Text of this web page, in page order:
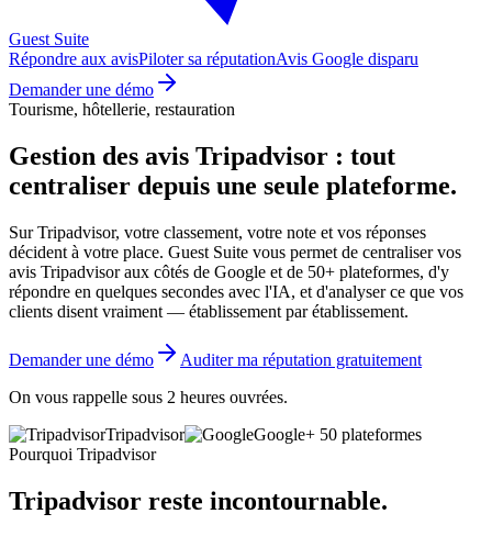
Guest Suite
Répondre aux avisPiloter sa réputationAvis Google disparu
Demander une démo
Tourisme, hôtellerie, restauration
Gestion des avis Tripadvisor : tout
centraliser depuis une seule plateforme.
Sur Tripadvisor, votre classement, votre note et vos réponses
décident à votre place. Guest Suite vous permet de centraliser vos
avis Tripadvisor aux côtés de Google et de 50+ plateformes, d'y
répondre en quelques secondes avec l'IA, et d'analyser ce que vos
clients disent vraiment — établissement par établissement.
Demander une démo
Auditer ma réputation gratuitement
On vous rappelle sous 2 heures ouvrées.
Tripadvisor
Google+ 50 plateformes
Pourquoi Tripadvisor
Tripadvisor reste incontournable.